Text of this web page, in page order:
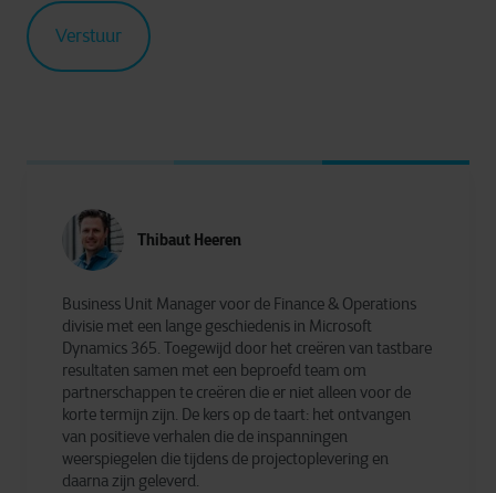
Thibaut Heeren
Business Unit Manager voor de Finance & Operations
divisie met een lange geschiedenis in Microsoft
Dynamics 365. Toegewijd door het creëren van tastbare
resultaten samen met een beproefd team om
partnerschappen te creëren die er niet alleen voor de
korte termijn zijn. De kers op de taart: het ontvangen
van positieve verhalen die de inspanningen
weerspiegelen die tijdens de projectoplevering en
daarna zijn geleverd.